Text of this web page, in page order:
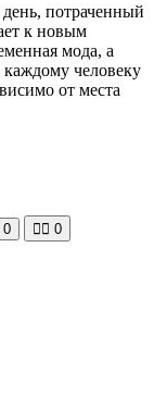
потраченный
к новым
мода, а
каждому человеку
от места
0 🧘‍♀️ 0